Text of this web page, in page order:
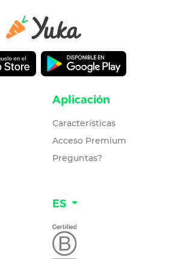
Aplicación
Características
Acceso Premium
Preguntas?
ES